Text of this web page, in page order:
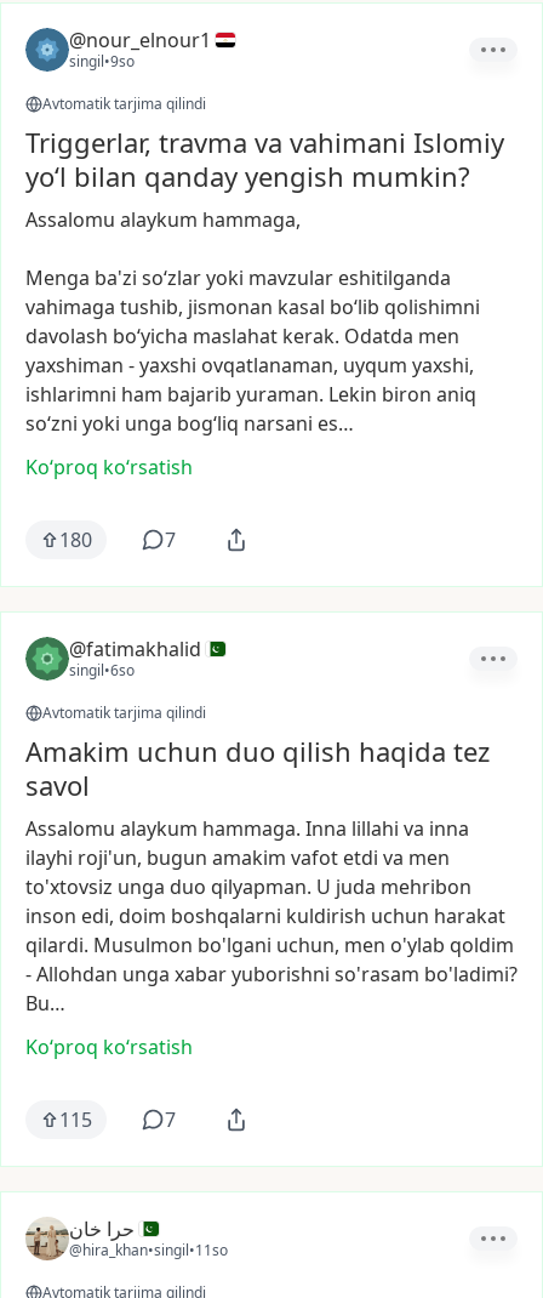
@nour_elnour1
singil•9so
Avtomatik tarjima qilindi
Triggerlar, travma va vahimani Islomiy
yo‘l bilan qanday yengish mumkin?
Assalomu alaykum hammaga,
Menga ba'zi so‘zlaryoki mavzular eshitilganda
vahimaga tushib, jismonan kasal bo‘lib qolishimni
davolash bo‘yicha maslahat kerak. Odatda men
yaxshiman -yaxshi ovqatlanaman, uyqum yaxshi,
ishlarimni ham bajarib yuraman. Lekin biron aniq
so‘zni yoki unga bog‘liq narsani es…
Ko‘proq koʻrsatish
180 7
@fatimakhalid
singil•6so
Avtomatik tarjima qilindi
Amakim uchun duo qilish haqida tez
savol
Assalomu alaykum hammaga. Inna lillahi va inna
ilayhi roji'un, bugun amakim vafot etdi va men
to'xtovsiz unga duo qilyapman. U juda mehribon
inson edi, doim boshqalarni kuldirish uchun harakat
qilardi. Musulmon bo'lgani uchun, men o'ylab qoldim
-Allohdan unga xabaryuborishni so'rasam bo'ladimi?
Bu…
Ko‘proq koʻrsatish
115 7
حرا خان
@hira_khan•singil•11so
Avtomatik tarjima qilindi